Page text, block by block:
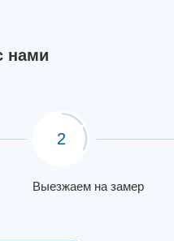
нами
2
Выезжаем на замер